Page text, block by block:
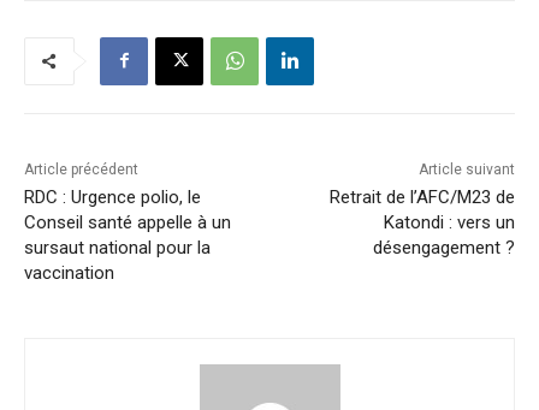
Article précédent
RDC : Urgence polio, le
Conseil santé appelle à un
sursaut national pour la
vaccination
Article suivant
Retrait de l’AFC/M23 de
Katondi : vers un
désengagement ?